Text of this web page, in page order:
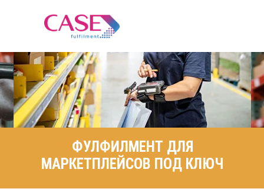
ФУЛФИЛМЕНТ ДЛЯ
МАРКЕТПЛЕЙСОВ ПОД КЛЮЧ